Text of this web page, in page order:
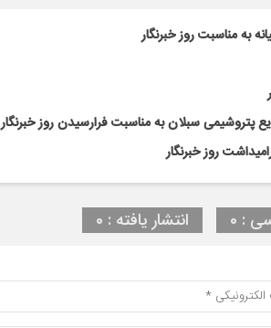
به مناسبت روز خبرنگار
سبلان به مناسبت فرارسیدن روز خبرنگار
روز خبرنگار
: 0 انتشار یافته : 0